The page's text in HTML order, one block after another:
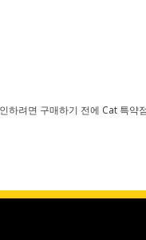
려면 구매하기 전에 Cat 특약